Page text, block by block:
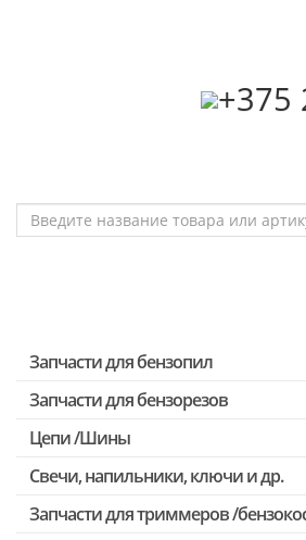
‎+375
Запчасти для бензопил
Запчасти для бензопил Stihl
Запчасти для бензопил Husqvarna,
Запчасти для Китайских бензопил
Запчасти для бензопил Oleo-mac,
Запчасти для бензорезов
Цепи /Шины
Свечи, напильники, ключи и др.
Запчасти для триммеров /